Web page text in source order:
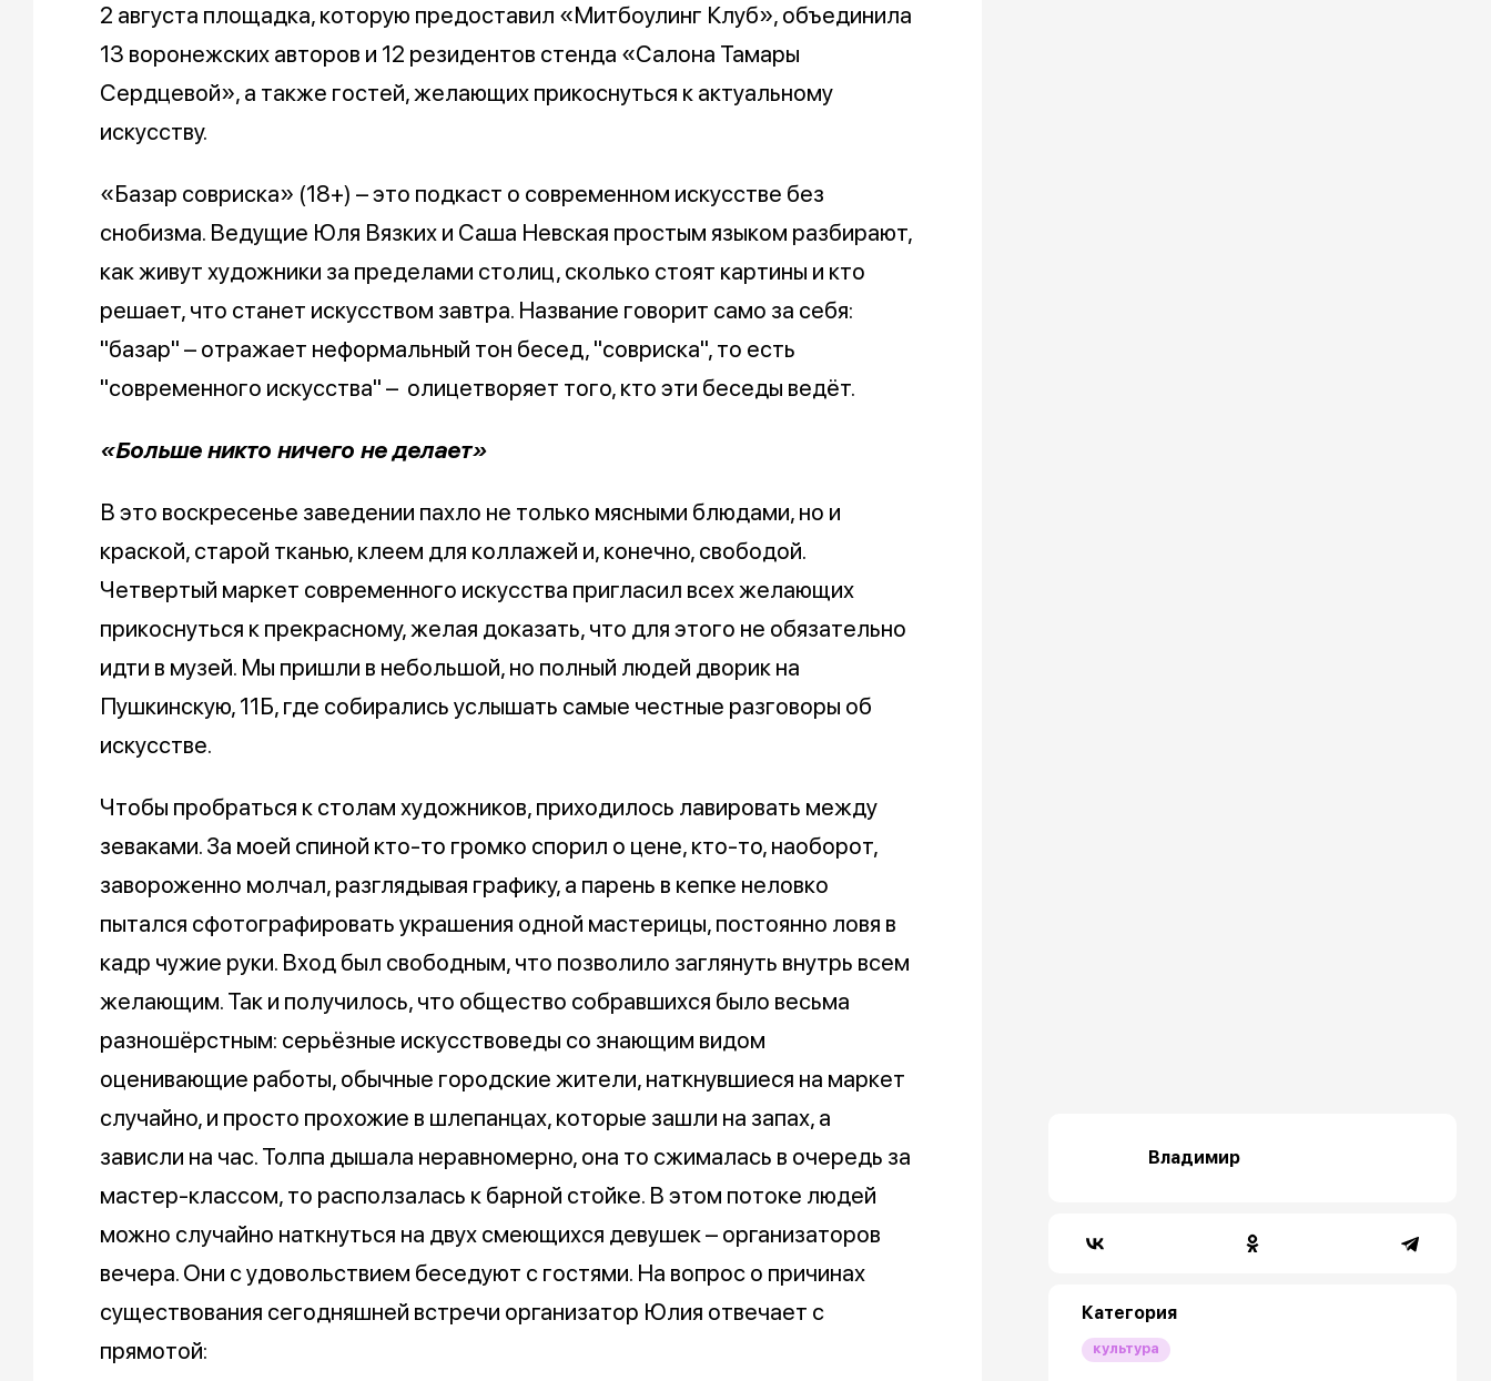
2 августа площадка, которую предоставил «Митбоулинг Клуб», объединила
13 воронежских авторов и 12 резидентов стенда «Салона Тамары
Сердцевой», а также гостей, желающих прикоснуться к актуальному
искусству.
«Базар совриска» (18+) – это подкаст о современном искусстве без
снобизма. Ведущие Юля Вязких и Саша Невская простым языком разбирают,
как живут художники за пределами столиц, сколько стоят картины и кто
решает, что станет искусством завтра. Название говорит само за себя:
"базар" – отражает неформальный тон бесед, "совриска", то есть
"современного искусства" – олицетворяет того, кто эти беседы ведёт.
«Больше никто ничего не делает»
В это воскресенье заведении пахло не только мясными блюдами, но и
краской, старой тканью, клеем для коллажей и, конечно, свободой.
Четвертый маркет современного искусства пригласил всех желающих
прикоснуться к прекрасному, желая доказать, что для этого не обязательно
идти в музей. Мы пришли в небольшой, но полный людей дворик на
Пушкинскую, 11Б, где собирались услышать самые честные разговоры об
искусстве.
Чтобы пробраться к столам художников, приходилось лавировать между
зеваками. За моей спиной кто-то громко спорил о цене, кто-то, наоборот,
завороженно молчал, разглядывая графику, а парень в кепке неловко
пытался сфотографировать украшения одной мастерицы, постоянно ловя в
кадр чужие руки. Вход был свободным, что позволило заглянуть внутрь всем
желающим. Так и получилось, что общество собравшихся было весьма
разношёрстным: серьёзные искусствоведы со знающим видом
оценивающие работы, обычные городские жители, наткнувшиеся на маркет
случайно, и просто прохожие в шлепанцах, которые зашли на запах, а
зависли на час. Толпа дышала неравномерно, она то сжималась в очередь за
мастер-классом, то расползалась к барной стойке. В этом потоке людей
можно случайно наткнуться на двух смеющихся девушек – организаторов
вечера. Они с удовольствием беседуют с гостями. На вопрос о причинах
существования сегодняшней встречи организатор Юлия отвечает с
прямотой:
Владимир
Категория
культура